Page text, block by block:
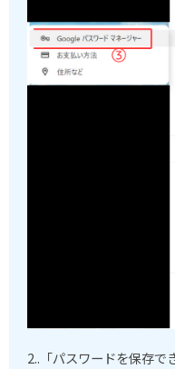
2..「パスワードを保存で